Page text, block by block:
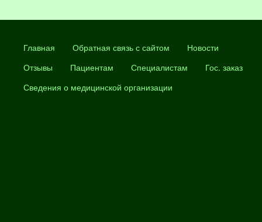
Главная Обратная связь с сайтом
Новости
Отзывы
Пациентам Специалистам
Гос. заказ
Сведения о медицинской организации